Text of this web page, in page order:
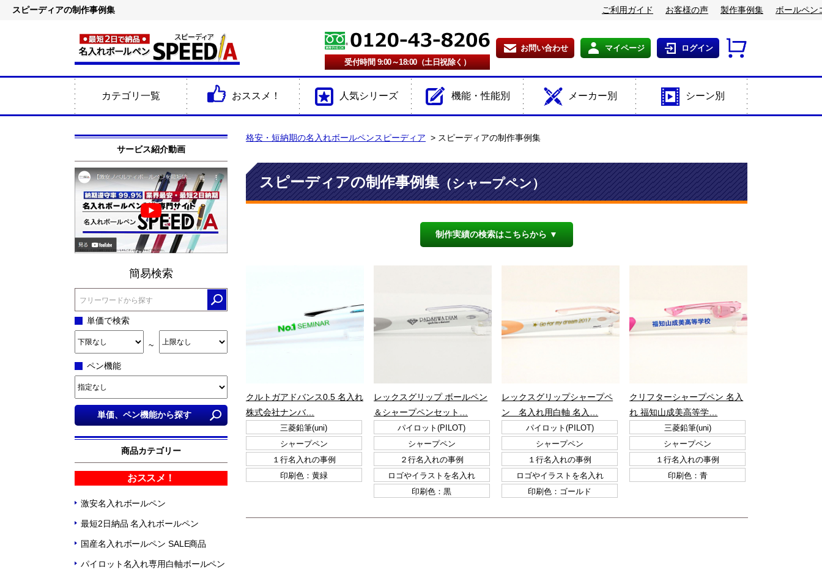
スピーディアの制作事例集 ご利用ガイド お客様の声 製作事例集 ボールペン
受付時間 9:00～18:00（土日祝除く）
お問い合わせ マイページ ログイン
カテゴリ一覧 おススメ！ 人気シリーズ 機能・性能別 メーカー別 シーン別
サービス紹介動画
簡易検索
単価で検索
~
ペン機能
商品カテゴリー
おススメ！
激安名入れボールペン
最短2日納品 名入れボールペン
国産名入れボールペン SALE商品
パイロット名入れ専用白軸ボールペン
格安・短納期の名入れボールペンスピーディア スピーディアの制作事例集
スピーディアの制作事例集（シャープペン）
制作実績の検索はこちらから ▼
クルトガアドバンス0.5 名入れ
株式会社ナンバ…
三菱鉛筆(uni)
シャープペン
１行名入れの事例
印刷色：黄緑
レックスグリップ ボールペン
＆シャープペンセット…
パイロット(PILOT)
シャープペン
２行名入れの事例
ロゴやイラストを名入れ
印刷色：黒
レックスグリップシャープペ
ン 名入れ用白軸 名入…
パイロット(PILOT)
シャープペン
１行名入れの事例
ロゴやイラストを名入れ
印刷色：ゴールド
クリフターシャープペン 名入
れ 福知山成美高等学…
三菱鉛筆(uni)
シャープペン
１行名入れの事例
印刷色：青